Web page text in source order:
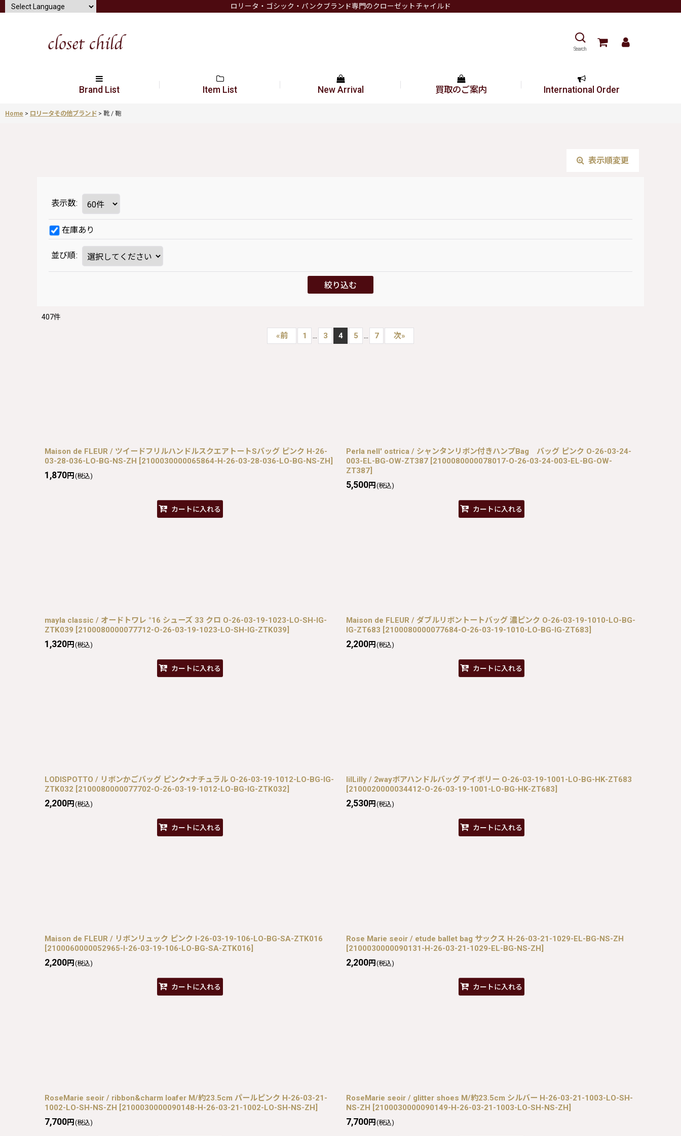
ロリータ・ゴシック・パンクブランド専門のクローゼットチャイルド
Search
Brand List Item List New Arrival 買取のご案内 International Order
Home > ロリータその他ブランド > 靴 / 鞄
表示順変更
表示数:
在庫あり
並び順:
絞り込む
407件
«前 1 ... 3 4 5 ... 7 次»
Maison de FLEUR / ツイードフリルハンドルスクエアトートSバッグ ピンク H-26-
03-28-036-LO-BG-NS-ZH [2100030000065864-H-26-03-28-036-LO-BG-NS-ZH]
1,870円 (税込)
カートに入れる
Perla nell' ostrica / シャンタンリボン付きハンプBag バッグ ピンク O-26-03-24-
003-EL-BG-OW-ZT387 [2100080000078017-O-26-03-24-003-EL-BG-OW-
ZT387]
5,500円 (税込)
カートに入れる
mayla classic / オードトワレ °16 シューズ 33 クロ O-26-03-19-1023-LO-SH-IG-
ZTK039 [2100080000077712-O-26-03-19-1023-LO-SH-IG-ZTK039]
1,320円 (税込)
カートに入れる
Maison de FLEUR / ダブルリボントートバッグ 濃ピンク O-26-03-19-1010-LO-BG-
IG-ZT683 [2100080000077684-O-26-03-19-1010-LO-BG-IG-ZT683]
2,200円 (税込)
カートに入れる
LODISPOTTO / リボンかごバッグ ピンク×ナチュラル O-26-03-19-1012-LO-BG-IG-
ZTK032 [2100080000077702-O-26-03-19-1012-LO-BG-IG-ZTK032]
2,200円 (税込)
カートに入れる
lilLilly / 2wayボアハンドルバッグ アイボリー O-26-03-19-1001-LO-BG-HK-ZT683
[2100020000034412-O-26-03-19-1001-LO-BG-HK-ZT683]
2,530円 (税込)
カートに入れる
Maison de FLEUR / リボンリュック ピンク I-26-03-19-106-LO-BG-SA-ZTK016
[2100060000052965-I-26-03-19-106-LO-BG-SA-ZTK016]
2,200円 (税込)
カートに入れる
Rose Marie seoir / etude ballet bag サックス H-26-03-21-1029-EL-BG-NS-ZH
[2100030000090131-H-26-03-21-1029-EL-BG-NS-ZH]
2,200円 (税込)
カートに入れる
RoseMarie seoir / ribbon&charm loafer M/約23.5cm パールピンク H-26-03-21-
1002-LO-SH-NS-ZH [2100030000090148-H-26-03-21-1002-LO-SH-NS-ZH]
7,700円 (税込)
RoseMarie seoir / glitter shoes M/約23.5cm シルバー H-26-03-21-1003-LO-SH-
NS-ZH [2100030000090149-H-26-03-21-1003-LO-SH-NS-ZH]
7,700円 (税込)